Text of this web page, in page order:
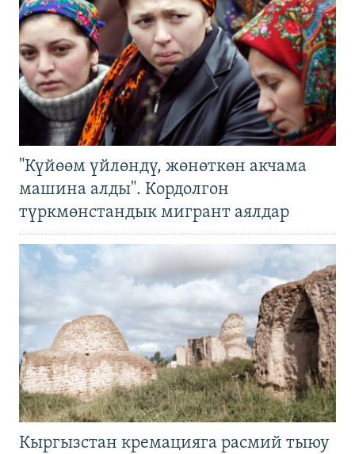
"Күйөөм үйлөндү, жөнөткөн акчама
машина алды". Кордолгон
түркмөнстандык мигрант аялдар
Кыргызстан кремацияга расмий тыюу